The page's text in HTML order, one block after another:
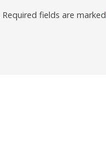
Required fields are marked